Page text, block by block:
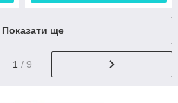
Показати ще
1 / 9